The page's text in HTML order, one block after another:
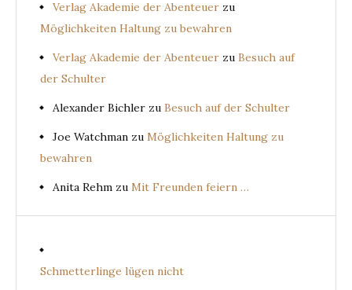
Verlag Akademie der Abenteuer zu
Möglichkeiten Haltung zu bewahren
Verlag Akademie der Abenteuer zu Besuch auf
der Schulter
Alexander Bichler zu Besuch auf der Schulter
Joe Watchman zu Möglichkeiten Haltung zu
bewahren
Anita Rehm zu Mit Freunden feiern …
Schmetterlinge lügen nicht